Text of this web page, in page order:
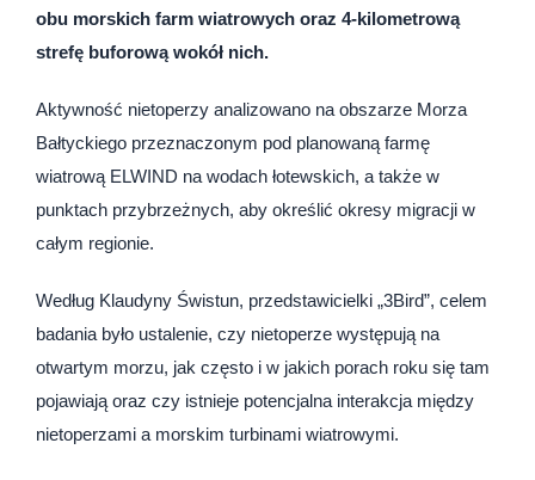
obu morskich farm wiatrowych oraz 4-kilometrową
strefę buforową wokół nich.
Aktywność nietoperzy analizowano na obszarze Morza
Bałtyckiego przeznaczonym pod planowaną farmę
wiatrową ELWIND na wodach łotewskich, a także w
punktach przybrzeżnych, aby określić okresy migracji w
całym regionie.
Według Klaudyny Świstun, przedstawicielki „3Bird”, celem
badania było ustalenie, czy nietoperze występują na
otwartym morzu, jak często i w jakich porach roku się tam
pojawiają oraz czy istnieje potencjalna interakcja między
nietoperzami a morskim turbinami wiatrowymi.